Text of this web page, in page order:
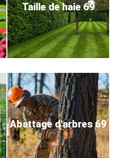
Taille de haie 69
Abattage d'arbres 69